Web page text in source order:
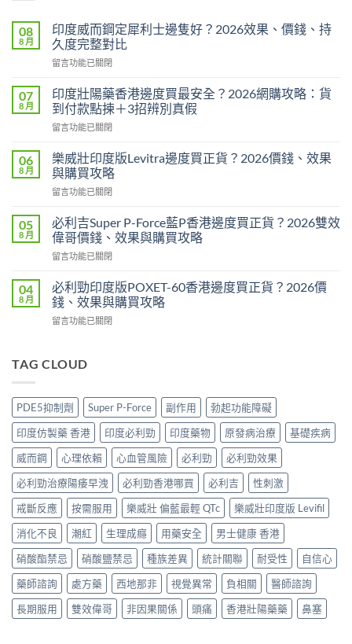
08
8 月
印度威而鋼定犀利士邊隻好？2026效果、價錢、持
久度完整對比
在
度
威
而
鋼
犀
利
士
邊
好？
2026
果、
錢、
持
久
對
中
留言功能已關閉
07
8 月
印度壯陽藥香港邊度買最安全？2026網購攻略：貨
到付款點揀＋3招辨別真假
在
度
壯
陽
藥
港
邊
度
買
安
全？
網
略：
付
款
點
揀
3
招
辨
別
真
假〉
中
留言功能已關閉
06
8 月
樂威壯印度版Levitra邊度買正貨？2026價錢、效果
與購買攻略
在
威
壯
印
度
Levitra
邊
度
買
2026
效
果
與
購
攻
略〉
中
留言功能已關閉
05
8 月
必利吉Super P-Force藍P香港邊度買正貨？2026雙效
偉哥價錢、效果與購買攻略
在
利
吉
Super
P-
P
邊
度
買
正
貨？
2026
雙
效
偉
哥
價
錢、
效
果
與
購
買
留言功能已關閉
04
8 月
必利勁印度版POXET-60香港邊度買正貨？2026價
錢、效果與購買攻略
在
勁
版
POXET-
60
香
港
邊
度
買
正
貨？
2026
價
錢、
效
果
與
購
留言功能已關閉
TAG CLOUD
PDE5抑制劑 Super P-Force 副作用
勃起功能障礙
印度仿製藥 香港
印度必利勁 印度藥物 原發病治療
基礎疾病
威而鋼
心理依賴 心血管風險 必利勁
必利勁效果
必利勁治療陽痿早洩
必利勁香港哪買 必利吉
性刺激
戒斷反應
按需服用 樂威壯 偏藍最輕 QTc
樂威壯印度版 Levifil
消化不良
潮紅 生理成癮 用藥安全
男士健康 香港
硝酸酯禁忌
硝酸鹽禁忌 種族差異 統計關聯 耐受性
自信心
藥師諮詢
處方藥 西地那非 視覺異常 負相關
醫師諮詢
長期服用
雙效偉哥 非因果關係 頭痛 香港壯陽藥藥 鼻塞